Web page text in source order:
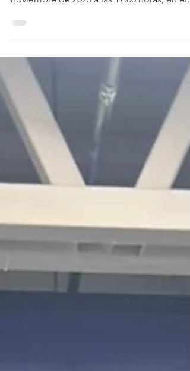
noviembre de 2025. El día viernes 15 de
noviembre de 2025 a las 17:00 horas, en el
Derechos Humanos de la Universidad
Autónoma de Coahuila, se realizó la
ceremonia de ingreso del Dr. Antonio
Berchelmann Arizpe a la Academia
de Ciencias Penales. El evento dio inicio
la intervención del Dr. Miguel Ontiveros
Alonso, Presidente de la Academia Mexi